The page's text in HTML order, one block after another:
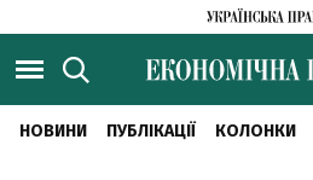
НОВИНИ ПУБЛІКАЦІЇ КОЛОНКИ